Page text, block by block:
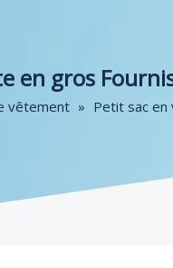
en gros
vêtement » Petit sac en